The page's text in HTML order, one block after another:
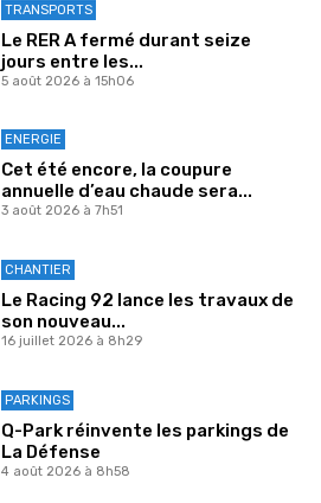
TRANSPORTS
Le RER A fermé durant seize
jours entre les...
5 août 2026 à 15h06
ENERGIE
Cet été encore, la coupure
annuelle d’eau chaude sera...
3 août 2026 à 7h51
CHANTIER
Le Racing 92 lance les travaux de
son nouveau...
16 juillet 2026 à 8h29
PARKINGS
Q-Park réinvente les parkings de
La Défense
4 août 2026 à 8h58